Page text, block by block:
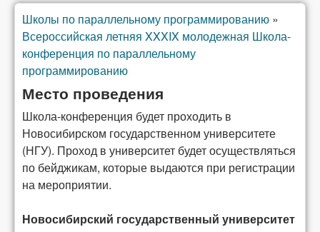
Вы здесь
Школы по параллельному программированию »
Всероссийская летняя XXXIX молодежная Школа-
конференция по параллельному
программированию
Место проведения
Школа-конференция будет проходить в
Новосибирском государственном университете
(НГУ). Проход в университет будет осуществляться
по бейджикам, которые выдаются при регистрации
на мероприятии.
Новосибирский государственный университет